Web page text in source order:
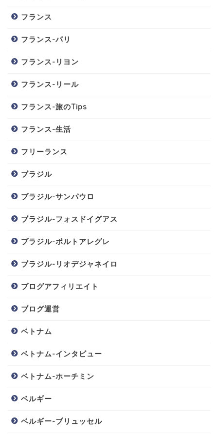
フランス
フランス-パリ
フランス-リヨン
フランス-リール
フランス-旅のTips
フランス-生活
フリーランス
ブラジル
ブラジル-サンパウロ
ブラジル-フォスドイグアス
ブラジル-ポルトアレグレ
ブラジル-リオデジャネイロ
ブログアフィリエイト
ブログ運営
ベトナム
ベトナム-インタビュー
ベトナム-ホーチミン
ベルギー
ベルギー-ブリュッセル